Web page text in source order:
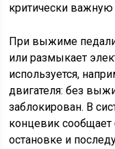
критически важную
При выжиме
или размыкает
используется,
двигателя: без
заблокирован. В
концевик сообщает
остановке и